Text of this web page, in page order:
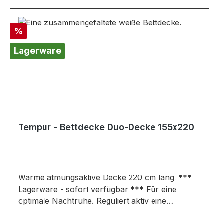
Abbildung kann abweichen.
Rabatt
%
Lagerware
Tempur - Bettdecke Duo-Decke 155x220
Warme atmungsaktive Decke 220 cm lang. ***
Lagerware - sofort verfügbar *** Für eine
optimale Nachtruhe. Reguliert aktiv eine